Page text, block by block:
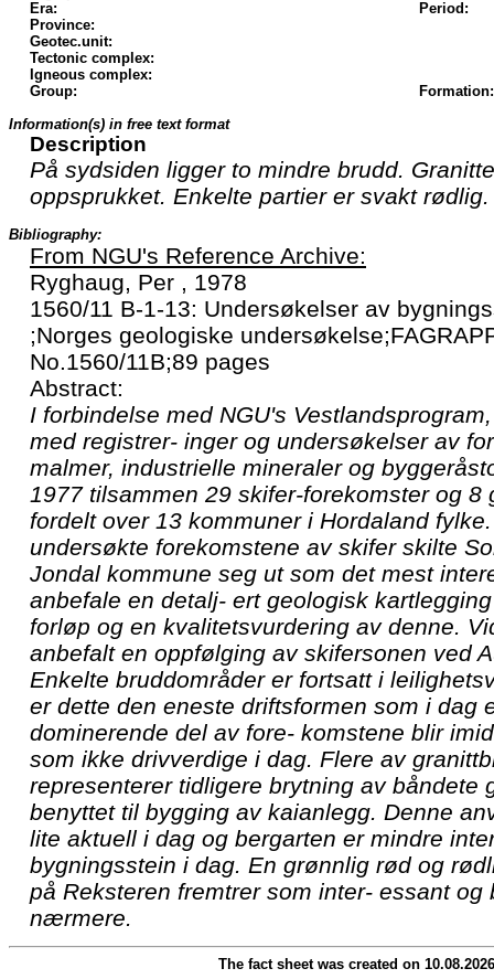
Era:
Period:
Province:
Geotec.unit:
Tectonic complex:
Igneous complex:
Group:
Formation:
Information(s) in free text format
Description
På sydsiden ligger to mindre brudd.
oppsprukket. Enkelte partier er svakt rødlig.
Bibliography:
From NGU's Reference Archive:
Ryghaug, Per , 1978
1560/11 B-1-13: Undersøkelser av
;Norges geologiske
No.1560/11B;89 pages
Abstract:
I forbindelse med NGU's
med registrer- inger og undersøkelser av
malmer, industrielle mineraler og
1977 tilsammen 29 skifer-forekomster og 8
fordelt over 13 kommuner i Hordaland
undersøkte forekomstene av skifer skilte
Jondal kommune seg ut som det mest
anbefale en detalj- ert geologisk
forløp og en kvalitetsvurdering av denne.
anbefalt en oppfølging av skifersonen ved
Enkelte bruddområder er fortsatt i
er dette den eneste driftsformen som i dag
dominerende del av fore- komstene blir
som ikke drivverdige i dag. Flere av
representerer tidligere brytning av båndete
benyttet til bygging av kaianlegg. Denne
lite aktuell i dag og bergarten er mindre
bygningsstein i dag. En grønnlig rød og
på Reksteren fremtrer som inter- essant og
nærmere.
The fact sheet was created on 10.08.2026